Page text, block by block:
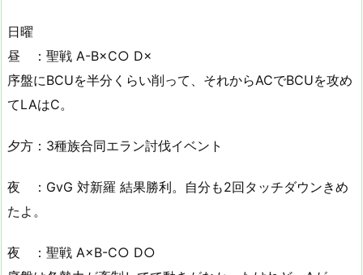
日曜
昼 ：聖戦 A-B×C○ D×
序盤にBCUを半分くらい削って、それからACでBCUを攻め
てLAはC。
夕方：3種族合同エラン討伐イベント
夜 ：GvG 対新羅 結果勝利。自分も2回タッチダウンきめ
たよ。
夜 ：聖戦 A×B-C○ D○